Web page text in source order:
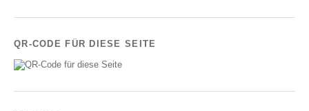
QR-CODE FÜR DIESE SEITE